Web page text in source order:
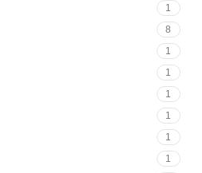
1
8
1
1
1
1
1
1